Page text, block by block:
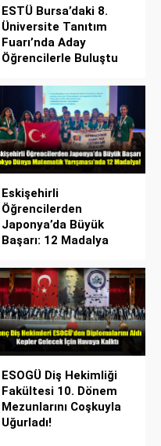
ESTÜ Bursa’daki 8.
Üniversite Tanıtım
Fuarı’nda Aday
Öğrencilerle Buluştu
Eskişehirli
Öğrencilerden
Japonya’da Büyük
Başarı: 12 Madalya
ESOGÜ Diş Hekimliği
Fakültesi 10. Dönem
Mezunlarını Coşkuyla
Uğurladı!